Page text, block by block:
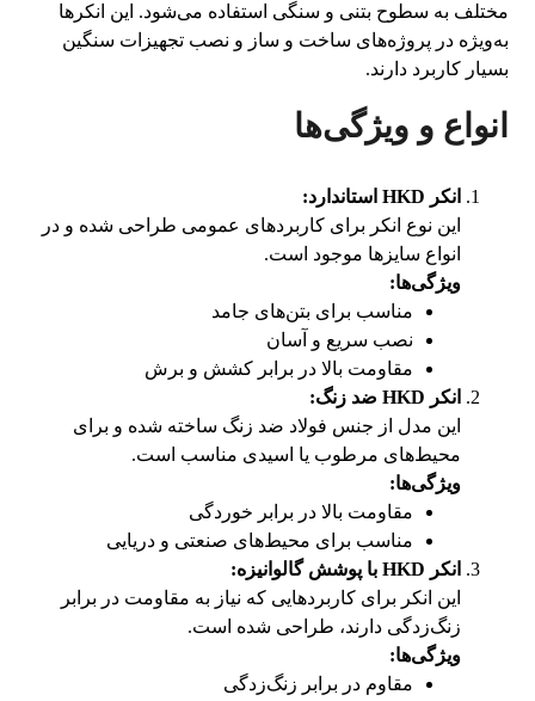
مختلف به سطوح بتنی و سنگی استفاده می‌شود. این انکرها
به‌ویژه در پروژه‌های ساخت و ساز و نصب تجهیزات سنگین
بسیار کاربرد دارند.
انواع و ویژگی‌ها
انکر استاندارد:
این نوع انکر برای کاربردهای عمومی طراحی شده و در
انواع سایزها موجود است.
ویژگی‌ها:
مناسب برای بتن‌های جامد
نصب سریع و آسان
مقاومت بالا در برابر کشش و برش
انکر
ضد زنگ:
این مدل از جنس فولاد ضد زنگ ساخته شده و برای
محیط‌های مرطوب یا اسیدی مناسب است.
ویژگی‌ها:
مقاومت بالا در برابر خوردگی
مناسب برای محیط‌های صنعتی و دریایی
انکر
با پوشش گالوانیزه:
این انکر برای کاربردهایی که نیاز به مقاومت در برابر
زنگ‌زدگی دارند، طراحی شده است.
ویژگی‌ها:
مقاوم در برابر زنگ‌زدگی